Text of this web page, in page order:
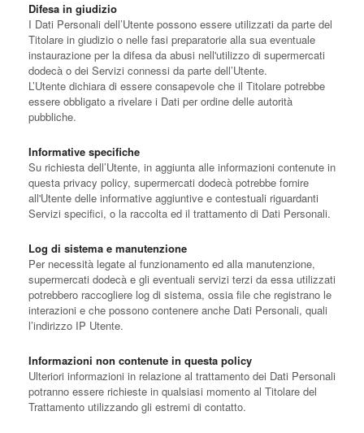
Difesa in giudizio
I Dati Personali dell’Utente possono essere utilizzati da parte del
Titolare in giudizio o nelle fasi preparatorie alla sua eventuale
instaurazione per la difesa da abusi nell'utilizzo di supermercati
dodecà o dei Servizi connessi da parte dell’Utente.
L’Utente dichiara di essere consapevole che il Titolare potrebbe
essere obbligato a rivelare i Dati per ordine delle autorità
pubbliche.
Informative specifiche
Su richiesta dell’Utente, in aggiunta alle informazioni contenute in
questa privacy policy, supermercati dodecà potrebbe fornire
all'Utente delle informative aggiuntive e contestuali riguardanti
Servizi specifici, o la raccolta ed il trattamento di Dati Personali.
Log di sistema e manutenzione
Per necessità legate al funzionamento ed alla manutenzione,
supermercati dodecà e gli eventuali servizi terzi da essa utilizzati
potrebbero raccogliere log di sistema, ossia file che registrano le
interazioni e che possono contenere anche Dati Personali, quali
l’indirizzo IP Utente.
Informazioni non contenute in questa policy
Ulteriori informazioni in relazione al trattamento dei Dati Personali
potranno essere richieste in qualsiasi momento al Titolare del
Trattamento utilizzando gli estremi di contatto.